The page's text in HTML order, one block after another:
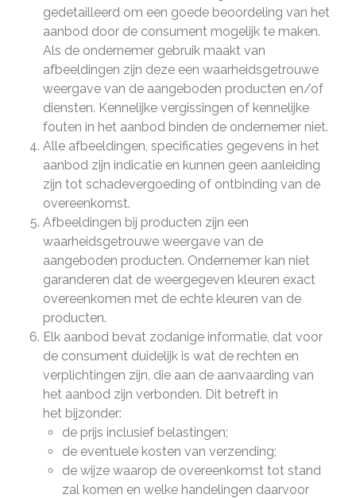
gedetailleerd om een goede beoordeling van het
aanbod door de consument mogelijk te maken.
Als de ondernemer gebruik maakt van
afbeeldingen zijn deze een waarheidsgetrouwe
weergave van de aangeboden producten en/of
diensten. Kennelijke vergissingen of kennelijke
fouten in het aanbod binden de ondernemer niet.
Alle afbeeldingen, specificaties gegevens in het
aanbod zijn indicatie en kunnen geen aanleiding
zijn tot schadevergoeding of ontbinding van de
overeenkomst.
Afbeeldingen bij producten zijn een
waarheidsgetrouwe weergave van de
aangeboden producten. Ondernemer kan niet
garanderen dat de weergegeven kleuren exact
overeenkomen met de echte kleuren van de
producten.
Elk aanbod bevat zodanige informatie, dat voor
de consument duidelijk is wat de rechten en
verplichtingen zijn, die aan de aanvaarding van
het aanbod zijn verbonden. Dit betreft in
het bijzonder:
de prijs inclusief belastingen;
de eventuele kosten van verzending;
de wijze waarop de overeenkomst tot stand
zal komen en welke handelingen daarvoor